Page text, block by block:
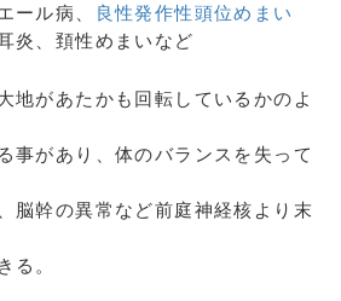
ール病、
良性発作性頭位めまい
炎、頚性めまいなど
地があたかも回転しているかのよ
事があり、体のバランスを失って
脳幹の異常など前庭神経核より末
る。